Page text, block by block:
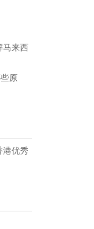
马来西
原
港优秀